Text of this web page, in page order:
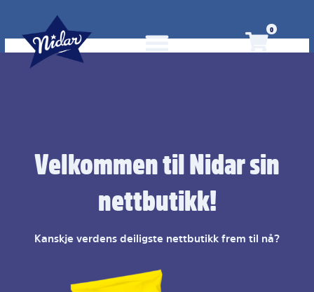
content
0
Velkommen til Nidar sin
nettbutikk!
Kanskje verdens deiligste nettbutikk frem til nå?